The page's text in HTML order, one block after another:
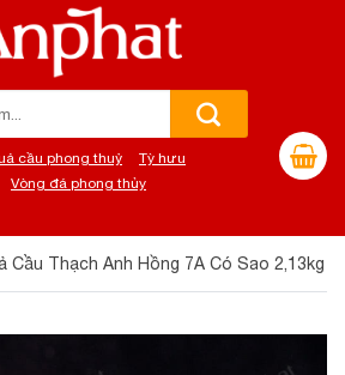
cầu phong thuỷ
Tỳ hưu
Vòng đá phong thủy
Cầu Thạch Anh Hồng 7A Có Sao 2,13kg